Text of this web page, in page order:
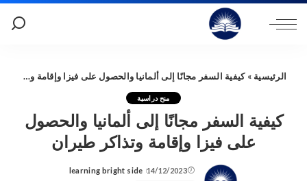
الرئيسية »كيفية السفر مجانًا إلى ألمانيا والحصول على فيزا وإقامة وتذاكر طيران
منح دراسية
كيفية السفر مجانًا إلى ألمانيا والحصول
على فيزا وإقامة وتذاكر طيران
14/12/2023
Posted
learning bright side